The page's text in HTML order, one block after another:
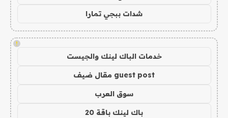
شدات ببجي تمارا
!
خدمات الباك لينك والجيست
guest post مقال ضيف
سوق العرب
باك لينك باقة 20